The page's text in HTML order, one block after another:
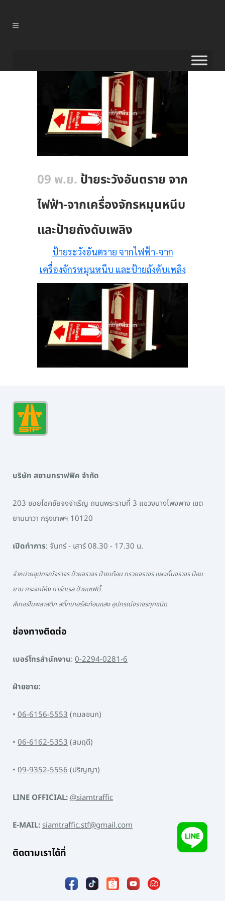
09 พ.ย. ป้ายระวังอันตราย จาก
ไฟฟ้า-จากเครื่องจักรหมุนหนีบ
และป้ายถังดับเพลิง
ป้ายระวังอันตราย จากไฟฟ้า-จาก
เครื่องจักรหมุนหนีบ และป้ายถังดับเพลิง
บริษัท สยามทราฟฟิค จำกัด
203 ซอยโชคชัยจงจำเริญ ถนนพระรามที่ 3 แขวงบางโพงพาง เขต
ยานนาวา กรุงเทพฯ 10120
เปิดทำการ: จันทร์ - เสาร์ 08.30 - 17.30 น.
จำหน่ายอุปกรณ์จราจร ป้ายจราจร ป้ายเตือน กรวยจราจร แผงกั้นจราจร ป้อม
ยาม กระจกโค้ง การ์ดเรล ป้ายเซฟตี้
สีเทอร์โมพลาสติก สติ๊กเกอร์สะท้อนแสง อุปกรณ์จราจรทุกชนิด
ช่องทางติดต่อ
เบอร์โทรสำนักงาน: 0-2294-0281-6
ฝ่ายขาย:
• 06-6156-5553(กมลชนก)
• 06-6162-5353(สมฤดี)
• 09-9352-5556(ปริญญา)
LINE OFFICIAL:@siamtraffic
E-MAIL:siamtraffic.stf@gmail.com
ติดตามเราได้ที่